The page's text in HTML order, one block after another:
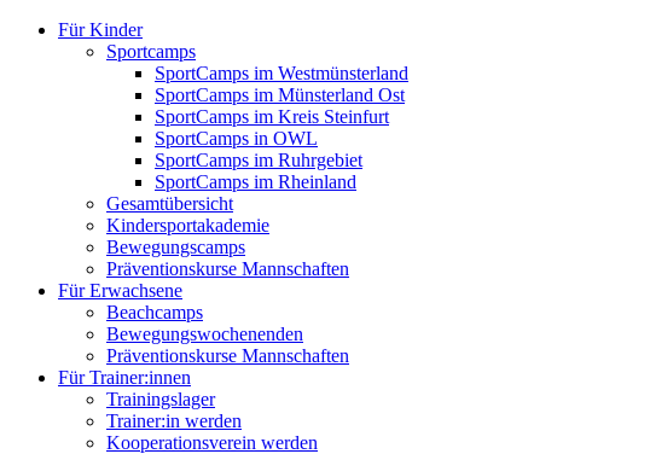
Für Kinder
Sportcamps
SportCamps im Westmünsterland
SportCamps im Münsterland Ost
SportCamps im Kreis Steinfurt
SportCamps in OWL
SportCamps im Ruhrgebiet
SportCamps im Rheinland
Gesamtübersicht
Kindersportakademie
Bewegungscamps
Präventionskurse Mannschaften
Für Erwachsene
Beachcamps
Bewegungswochenenden
Präventionskurse Mannschaften
Für Trainer:innen
Trainingslager
Trainer:in werden
Kooperationsverein werden